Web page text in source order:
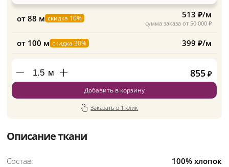
от 88 м скидка 10%
сумма заказа от 50 000 ₽
513 ₽/м
от 100 м скидка 30% 399 ₽/м
м 855 ₽
Добавить в корзину
Заказать в 1 клик
Описание ткани
Состав:
100% хлопок